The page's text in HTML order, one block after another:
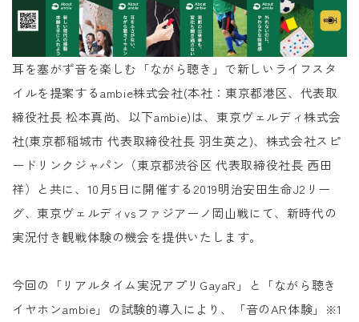
耳を塞がず音を楽しむ「ながら聴き」で新しいライフスタ
イルを提案するambie株式会社(本社：東京都港区、代表取
締役社長 松本真尚、以下ambie)は、東京ヴェルディ株式会
社(東京都稲城市 代表取締役社長 羽生英之)、株式会社スピ
ードリンクジャパン（東京都渋谷区 代表取締役社長 西田
祥）と共に、10月5日に開催する2019明治安田生命J2リー
グ、東京ヴェルディvsファジアーノ岡山戦にて、新時代の
実況付き観戦体験の機会を提供いたします。
今回の「リアルタイム実況アプリGayaR」と「ながら聴き
イヤホンambie」の試験的導入により、「音のAR体験」※1